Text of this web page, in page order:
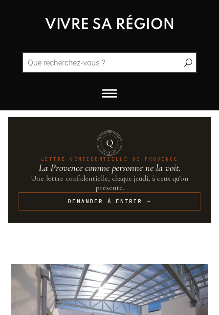
QUINTESSENCE·PROVENCE
UN·SUR·CENT
Q
LETTRE CONFIDENTIELLE DE PROVENCE
La Provence comme personne ne la voit.
Une lettre confidentielle, chaque jeudi, à ceux qu’on
présente.
DEMANDER À ENTRER →